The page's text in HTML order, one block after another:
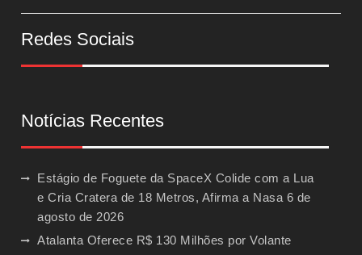
Redes Sociais
Notícias Recentes
Estágio de Foguete da SpaceX Colide com a Lua
e Cria Cratera de 18 Metros, Afirma a Nasa 6 de
agosto de 2026
Atalanta Oferece R$ 130 Milhões por Volante